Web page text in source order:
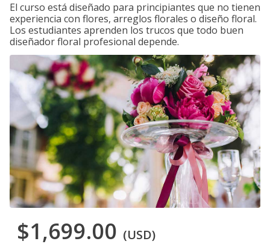
El curso está diseñado para principiantes que no tienen
experiencia con flores, arreglos florales o diseño floral.
Los estudiantes aprenden los trucos que todo buen
diseñador floral profesional depende.
$1,699.00 (USD)